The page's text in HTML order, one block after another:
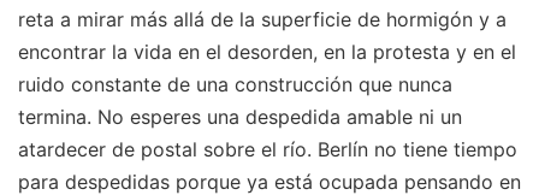
reta a mirar más allá de la superficie de hormigón y a
encontrar la vida en el desorden, en la protesta y en el
ruido constante de una construcción que nunca
termina. No esperes una despedida amable ni un
atardecer de postal sobre el río. Berlín no tiene tiempo
para despedidas porque ya está ocupada pensando en